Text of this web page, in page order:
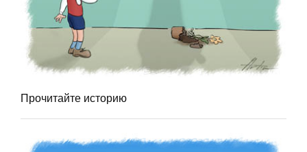
Прочитайте историю